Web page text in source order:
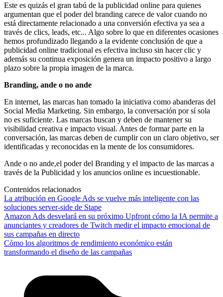
Este es quizás el gran tabú de la publicidad online para quienes
argumentan que el poder del branding carece de valor cuando no
está directamente relacionado a una conversión efectiva ya sea a
través de clics, leads, etc... Algo sobre lo que en diferentes ocasiones
hemos profundizado llegando a la evidente conclusión de que a
publicidad online tradicional es efectiva incluso sin hacer clic y
además su continua exposición genera un impacto positivo a largo
plazo sobre la propia imagen de la marca.
Branding, ande o no ande
En internet, las marcas han tomado la iniciativa como abanderas del
Social Media Marketing. Sin embargo, la conversación por sí sola
no es suficiente. Las marcas buscan y deben de mantener su
visibilidad creativa e impacto visual. Antes de formar parte en la
conversación, las marcas deben de cumplir con un claro objetivo, ser
identificadas y reconocidas en la mente de los consumidores.
Ande o no ande,el poder del Branding y el impacto de las marcas a
través de la Publicidad y los anuncios online es incuestionable.
Contenidos relacionados
La atribución en Google Ads se vuelve más inteligente con las
soluciones server-side de Stape
Amazon Ads desvelará en su próximo Upfront cómo la IA permite a
anunciantes y creadores de Twitch medir el impacto emocional de
sus campañas en directo
Cómo los algoritmos de rendimiento económico están
transformando el diseño de las campañas